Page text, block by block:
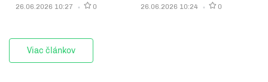
26.06.2026 10:27 0 26.06.2026 10:24 0
Viac článkov